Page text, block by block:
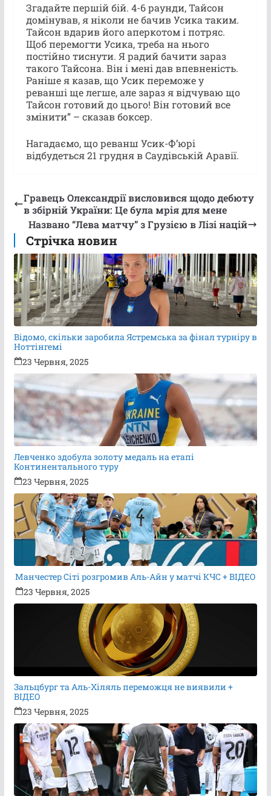
Згадайте першій бій. 4-6 раунди, Тайсон
домінував, я ніколи не бачив Усика таким.
Тайсон вдарив його аперкотом і потряс.
Щоб перемогти Усика, треба на нього
постійно тиснути. Я радий бачити зараз
такого Тайсона. Він і мені дав впевненість.
Раніше я казав, що Усик переможе у
реванші ще легше, але зараз я відчуваю що
Тайсон готовий до цього! Він готовий все
змінити” – сказав боксер.
Нагадаємо, що реванш Усик-Ф’юрі
відбудеться 21 грудня в Саудівській Аравії.
Гравець Олександрії висловився щодо дебюту
в збірній України: Це була мрія для мене
Названо “Лева матчу” з Грузією в Лізі націй
Стрічка новин
Відомо, скільки заробила Ястремська за фінал турніру в
Ноттінгемі
23 Червня, 2025
Левченко здобула золоту медаль на етапі
Континентального туру
23 Червня, 2025
Манчестер Сіті розгромив Аль-Айн у матчі КЧС + ВІДЕО
23 Червня, 2025
Зальцбург та Аль-Хіляль переможця не виявили +
ВІДЕО
23 Червня, 2025